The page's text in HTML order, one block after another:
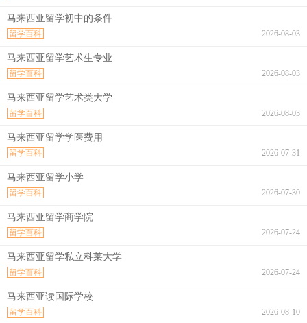
马来西亚留学初中的条件
2026-08-03
留学百科
马来西亚留学艺术生专业
2026-08-03
留学百科
马来西亚留学艺术类大学
2026-08-03
留学百科
马来西亚留学学医费用
2026-07-31
留学百科
马来西亚留学小学
2026-07-30
留学百科
马来西亚留学商学院
2026-07-24
留学百科
马来西亚留学私立科莱大学
2026-07-24
留学百科
马来西亚读国际学校
2026-08-10
留学百科